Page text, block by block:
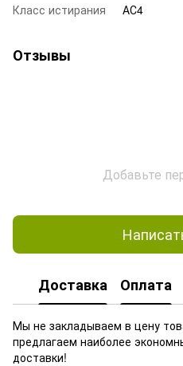
Класс истирания АС4
Отзывы
Добавьте
Доставка Оплата
Мы не закладываем в цену
предлагаем наиболее
доставки!